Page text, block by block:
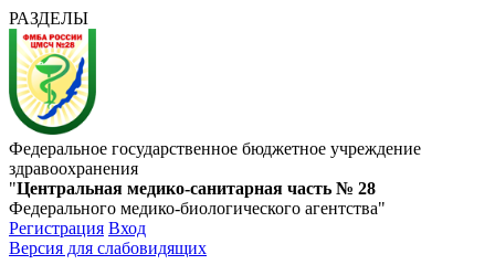
РАЗДЕЛЫ
Федеральное государственное бюджетное учреждение
здравоохранения
"Центральная медико-санитарная часть № 28
Федерального медико-биологического агентства"
Регистрация Вход
Версия для слабовидящих